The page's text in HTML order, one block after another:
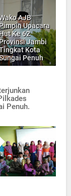
AJB
Pimpin Upacara
Hut Ke 62
Provinsi Jambi
Kota
Penuh
Penuh.